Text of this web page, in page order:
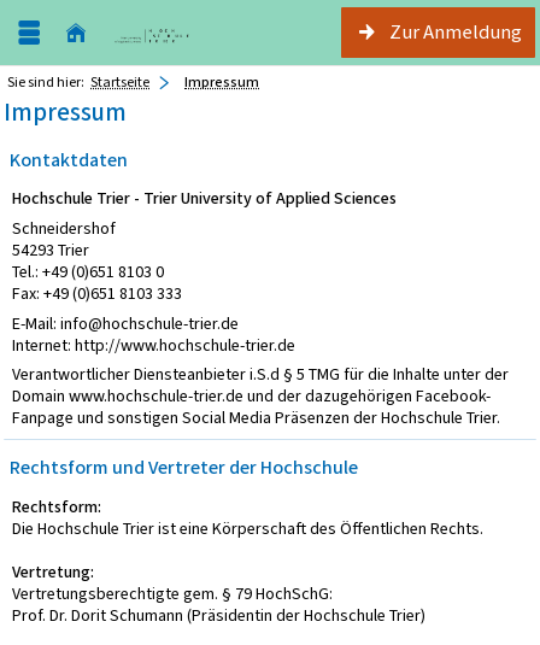
Zur Anmeldung
Sie sind hier: Startseite Impressum
Impressum
Kontaktdaten
Hochschule Trier - Trier University of Applied Sciences
Schneidershof
54293 Trier
Tel.: +49 (0)651 8103 0
Fax: +49 (0)651 8103 333
E-Mail: info@hochschule-trier.de
Internet: http://www.hochschule-trier.de
Verantwortlicher Diensteanbieter i.S.d § 5 TMG für die Inhalte unter der
Domain www.hochschule-trier.de und der dazugehörigen Facebook-
Fanpage und sonstigen Social Media Präsenzen der Hochschule Trier.
Rechtsform und Vertreter der Hochschule
Rechtsform:
Die Hochschule Trier ist eine Körperschaft des Öffentlichen Rechts.
Vertretung:
Vertretungsberechtigte gem. § 79 HochSchG:
Prof. Dr. Dorit Schumann (Präsidentin der Hochschule Trier)